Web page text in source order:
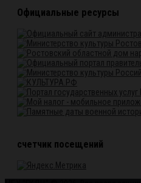
Официальные ресурсы
счетчик посещений